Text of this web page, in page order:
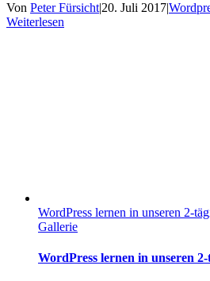
Von Peter Fürsicht|20. Juli 2017|
Weiterlesen
WordPress lernen in unseren 2-
Gallerie
WordPress lernen in unseren